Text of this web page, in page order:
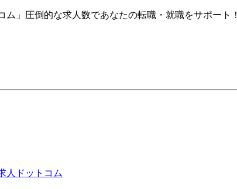
」圧倒的な求人数であなたの転職・就職をサポート！